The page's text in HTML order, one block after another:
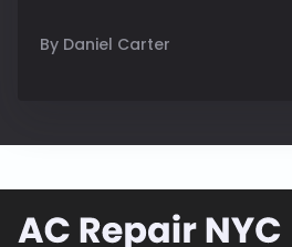
By Daniel Carter